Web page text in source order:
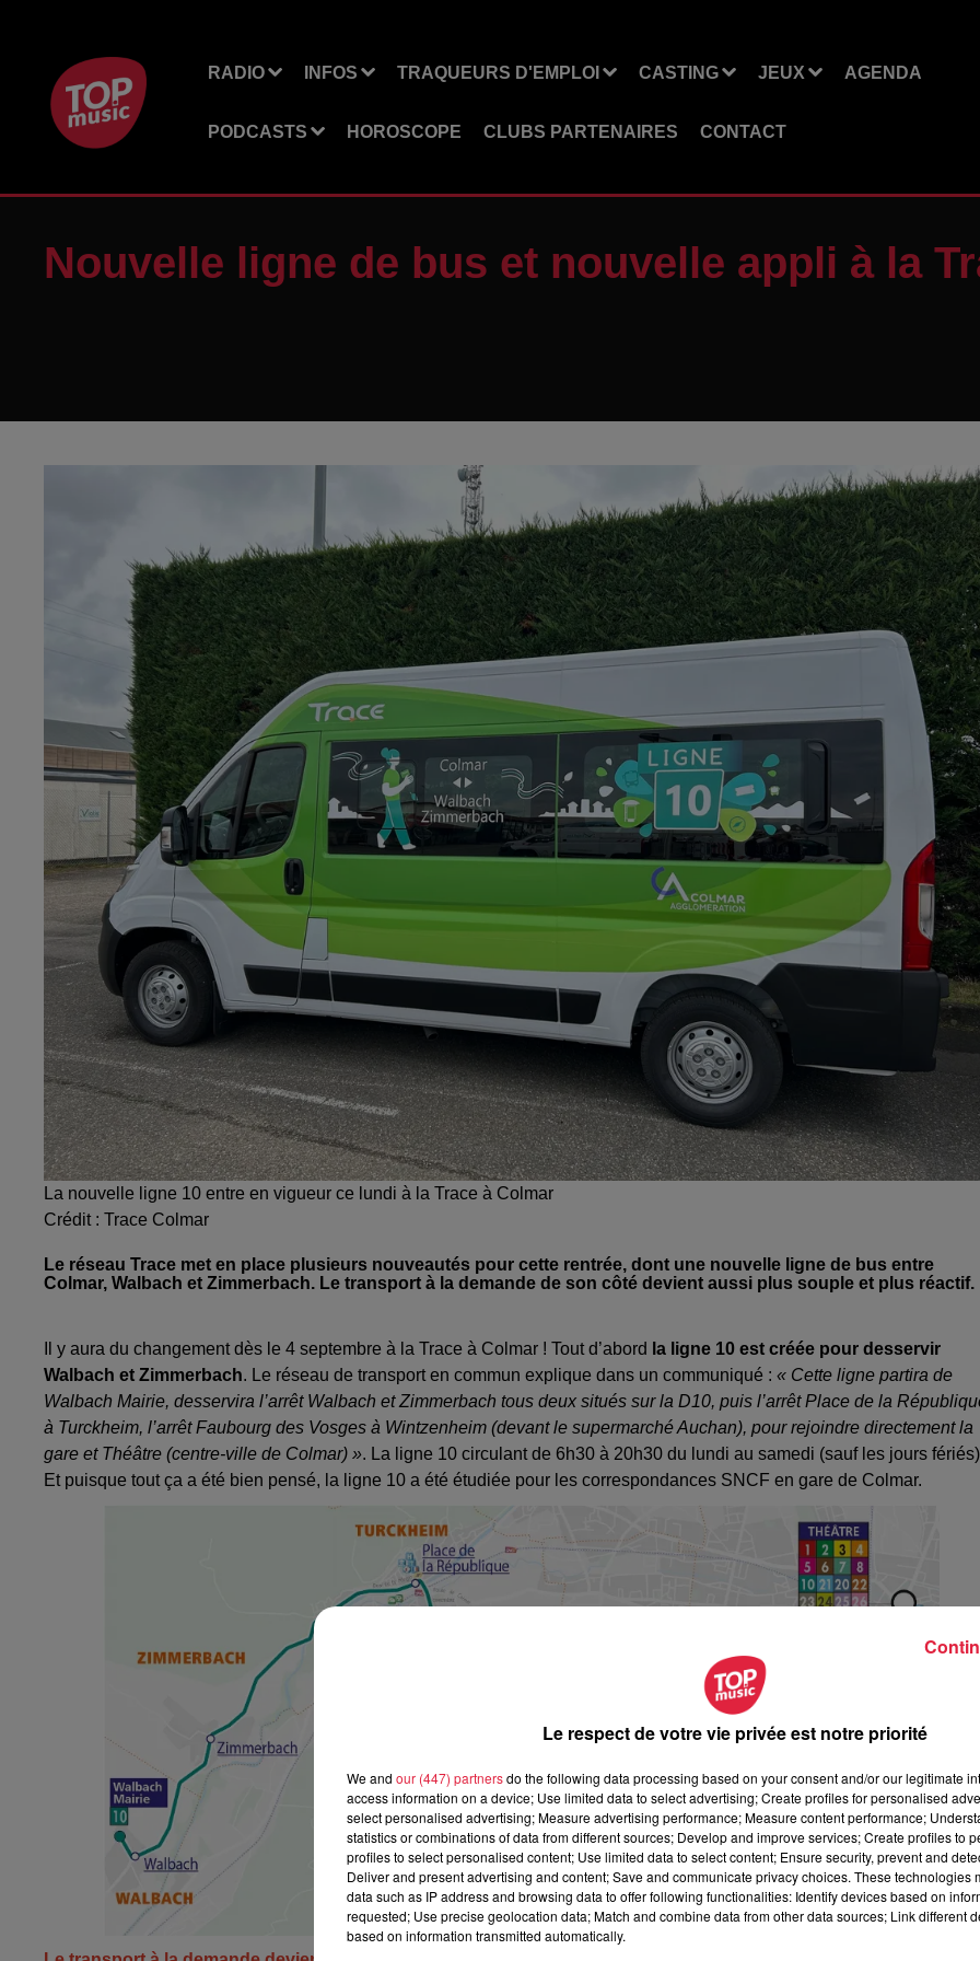
RADIO INFOS TRAQUEURS D'EMPLOI CASTING JEUX AGENDA
PODCASTS HOROSCOPE CLUBS PARTENAIRES CONTACT
Nouvelle ligne de bus et nouvelle appli à la
La nouvelle ligne 10 entre en vigueur ce lundi à la Trace à Colmar
Crédit : Trace Colmar
Le réseau Trace met en place plusieurs nouveautés pour cette rentrée, dont une nouvelle ligne de bus entre
Colmar, Walbach et Zimmerbach. Le transport à la demande de son côté devient aussi plus souple et plus réactif.
Il y aura du changement dès le 4 septembre à la Trace à Colmar ! Tout d’abord la ligne 10 est créée pour desservir
Walbach et Zimmerbach. Le réseau de transport en commun explique dans un communiqué : « Cette ligne partira de
Walbach Mairie, desservira l’arrêt Walbach et Zimmerbach tous deux situés sur la D10, puis l’arrêt Place de la
à Turckheim, l’arrêt Faubourg des Vosges à Wintzenheim (devant le supermarché Auchan), pour rejoindre directement la
gare et Théâtre (centre-ville de Colmar) ». La ligne 10 circulant de 6h30 à 20h30 du lundi au samedi (sauf les jours
Et puisque tout ça a été bien pensé, la ligne 10 a été étudiée pour les correspondances SNCF en gare de Colmar.
Le respect de votre vie privée est notre priorité
We and our (447) partnersdo the following data processing based on your consent and/or our legitimate
access information on a device; Use limited data to select advertising; Create profiles for personalised
select personalised advertising; Measure advertising performance; Measure content performance;
statistics or combinations of data from different sources; Develop and improve services; Create profiles to
profiles to select personalised content; Use limited data to select content; Ensure security, prevent and
Deliver and present advertising and content; Save and communicate privacy choices. These technologies
data such as IP address and browsing data to offer following functionalities: Identify devices based on
requested; Use precise geolocation data; Match and combine data from other data sources; Link different
based on information transmitted automatically.